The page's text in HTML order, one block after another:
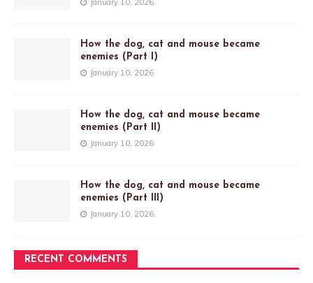
January 10, 2026
How the dog, cat and mouse became
enemies (Part I)
January 10, 2026
How the dog, cat and mouse became
enemies (Part II)
January 10, 2026
How the dog, cat and mouse became
enemies (Part III)
January 10, 2026
RECENT COMMENTS